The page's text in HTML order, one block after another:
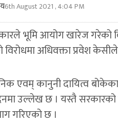
6th August 2021 , 4:04 PM
भूमि आयोग खारेज गरेको
अधिवक्ता प्रवेश केसीले
एवम् कानुनी दायित्व
उल्लेख छ । यस्तै
गरिएको छ ।